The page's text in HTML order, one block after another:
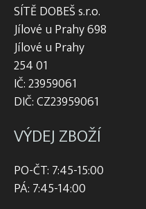
SÍTĚ DOBEŠ s.r.o.
Jílové u Prahy 698
Jílové u Prahy
254 01
IČ: 23959061
DIČ: CZ23959061
VÝDEJ ZBOŽÍ
PO-ČT: 7:45-15:00
PÁ: 7:45-14:00